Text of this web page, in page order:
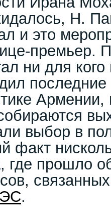
Н.
и это
премьер.
ни для
последние
Армении,
выбор в
факт
где прошло
.